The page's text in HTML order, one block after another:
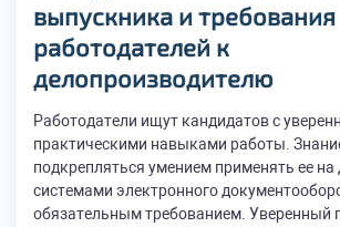
выпускника и требования
работодателей к
делопроизводителю
Работодатели ищут кандидатов с
практическими навыками работы.
подкрепляться умением применять ее на
системами электронного
обязательным требованием. Уверенный